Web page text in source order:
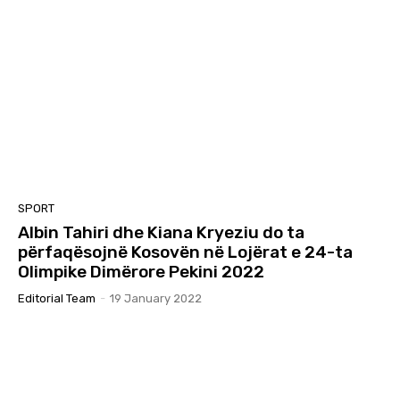
SPORT
Albin Tahiri dhe Kiana Kryeziu do ta
përfaqësojnë Kosovën në Lojërat e 24-ta
Olimpike Dimërore Pekini 2022
Editorial Team - 19 January 2022